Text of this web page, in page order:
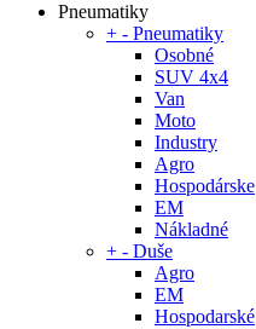
Pneumatiky
+ - Pneumatiky
Osobné
SUV 4x4
Van
Moto
Industry
Agro
Hospodárske
EM
Nákladné
+ - Duše
Agro
EM
Hospodarské